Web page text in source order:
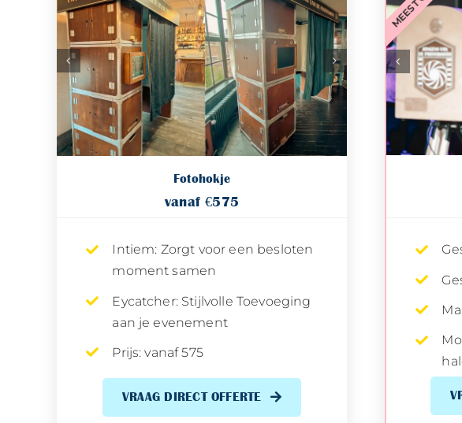
Fotohokje
vanaf €575
Intiem: Zorgt voor een besloten
moment samen
Eycatcher: Stijlvolle Toevoeging
aan je evenement
Prijs: vanaf 575
VRAAG DIRECT OFFERTE